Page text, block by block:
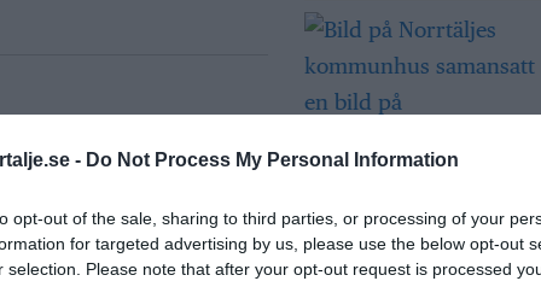
- Do Not Process My Personal Information
opt-out of the sale, sharing to third parties, or processing of your
for targeted advertising by us, please use the below opt-out
selection. Please note that after your opt-out request is processed
kommun med
Så många är
Norrtälje